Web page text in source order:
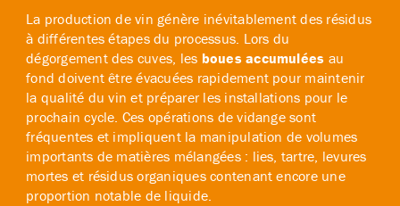
La production de vin génère inévitablement des résidus
à différentes étapes du processus. Lors du
dégorgement des cuves, les boues accumulées au
fond doivent être évacuées rapidement pour maintenir
la qualité du vin et préparer les installations pour le
prochain cycle. Ces opérations de vidange sont
fréquentes et impliquent la manipulation de volumes
importants de matières mélangées : lies, tartre, levures
mortes et résidus organiques contenant encore une
proportion notable de liquide.